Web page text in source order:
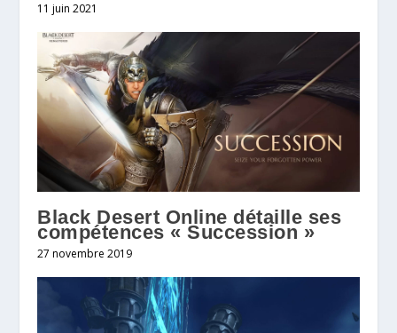
11 juin 2021
Black Desert Online détaille ses
compétences « Succession »
27 novembre 2019